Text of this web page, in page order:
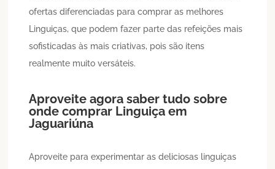
ofertas diferenciadas para comprar as melhores
Linguiças, que podem fazer parte das refeições mais
sofisticadas às mais criativas, pois são itens
realmente muito versáteis.
Aproveite agora saber tudo sobre
onde comprar Linguiça em
Jaguariúna
Aproveite para experimentar as deliciosas linguiças